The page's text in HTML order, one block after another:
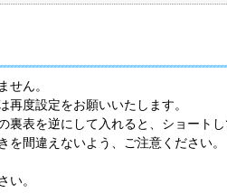
せん。
度設定をお願いいたします。
表を逆にして入れると、ショート
間違えないよう、ご注意ください。
い。